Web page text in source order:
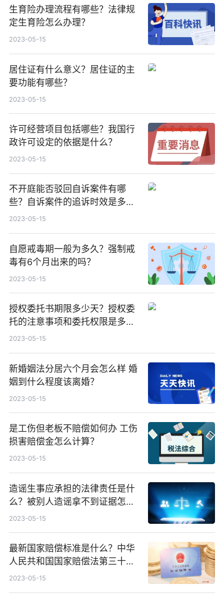
生育险办理流程有哪些？法律规
定生育险怎么办理？
2023-05-15
居住证有什么意义？居住证的主
要功能有哪些？
2023-05-15
许可经营项目包括哪些？我国行
政许可设定的依据是什么？
2023-05-15
不开庭能否驳回自诉案件有哪
些？自诉案件的追诉时效是多
久？
2023-05-15
自愿戒毒期一般为多久？强制戒
毒有6个月出来的吗？
2023-05-15
授权委托书期限多少天？授权委
托的注意事项和委托权限是多
久？
2023-05-15
新婚姻法分居六个月会怎么样 婚
姻到什么程度该离婚？
2023-05-15
是工伤但老板不赔偿如何办 工伤
损害赔偿金怎么计算？
2023-05-15
造谣生事应承担的法律责任是什
么？被别人造谣拿不到证据怎么
办？
2023-05-15
最新国家赔偿标准是什么？中华
人民共和国国家赔偿法第三十三
条是什么？
2023-05-15